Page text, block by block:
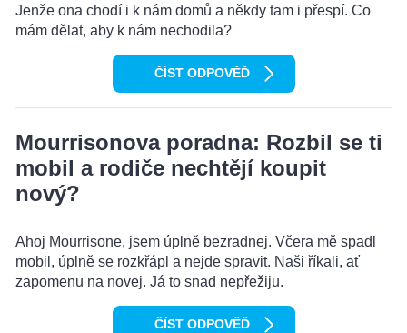
Jenže ona chodí i k nám domů a někdy tam i přespí. Co
mám dělat, aby k nám nechodila?
ČÍST ODPOVĚĎ
Mourrisonova poradna: Rozbil se ti
mobil a rodiče nechtějí koupit
nový?
Ahoj Mourrisone, jsem úplně bezradnej. Včera mě spadl
mobil, úplně se rozkřápl a nejde spravit. Naši říkali, ať
zapomenu na novej. Já to snad nepřežiju.
ČÍST ODPOVĚĎ